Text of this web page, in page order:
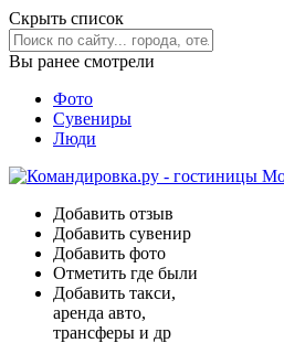
Скрыть список
Вы ранее смотрели
Фото
Сувениры
Люди
Добавить отзыв
Добавить сувенир
Добавить фото
Отметить где были
Добавить такси,
аренда авто,
трансферы и др